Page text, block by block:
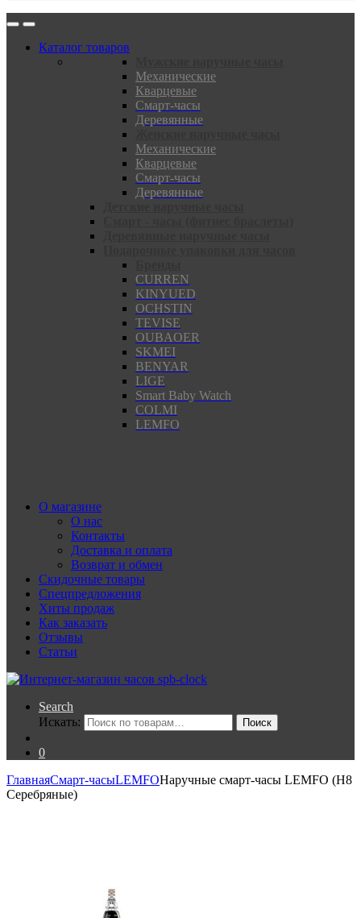
Каталог товаров
Механические
Кварцевые
Смарт-часы
Деревянные
Механические
Кварцевые
Смарт-часы
Деревянные
CURREN
KINYUED
OCHSTIN
TEVISE
OUBAOER
SKMEI
BENYAR
LIGE
Smart Baby Watch
COLMI
LEMFO
О магазине
О нас
Контакты
Доставка и оплата
Возврат и обмен
Скидочные товары
Спецпредложения
Хиты продаж
Как заказать
Отзывы
Статьи
Search
Искать:
Поиск
0
ГлавнаяСмарт-часыLEMFOНаручные смарт-часы LEMFO (H8
Серебряные)